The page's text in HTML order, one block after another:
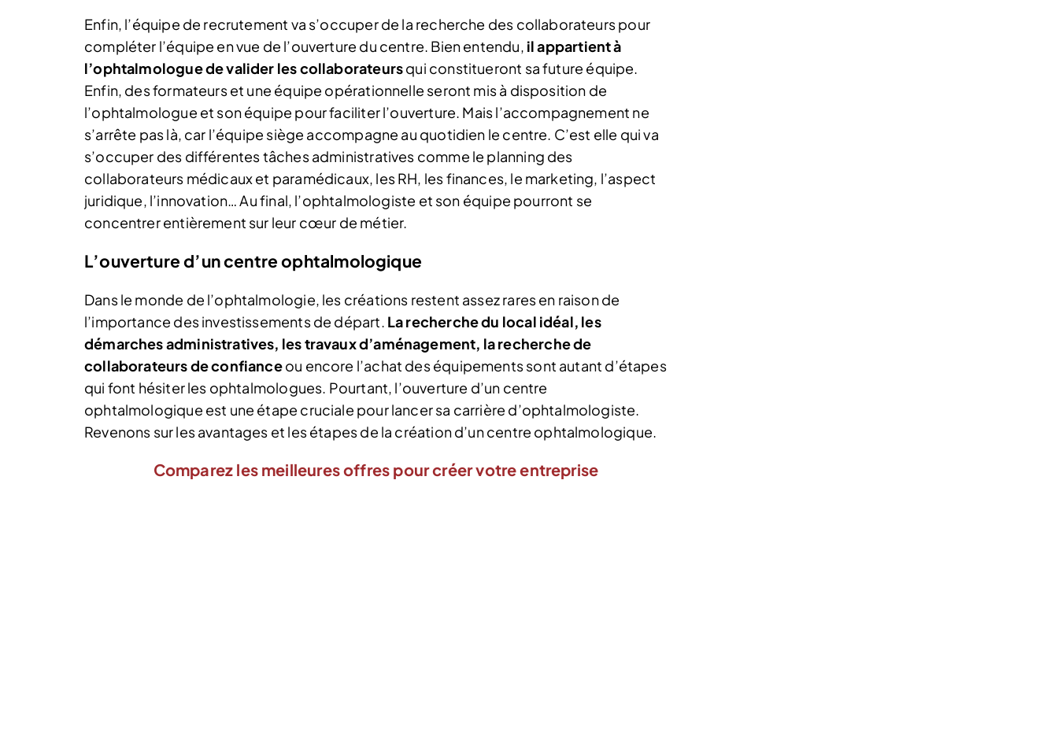
Enfin, l’équipe de recrutement va s’occuper de la recherche des collaborateurs pour
compléter l’équipe en vue de l’ouverture du centre. Bien entendu, il appartient à
l’ophtalmologue de valider les collaborateursqui constitueront sa future équipe.
Enfin, des formateurs et une équipe opérationnelle seront mis à disposition de
l’ophtalmologue et son équipe pour faciliter l’ouverture. Mais l’accompagnement ne
s’arrête pas là, car l’équipe siège accompagne au quotidien le centre. C’est elle qui va
s’occuper des différentes tâches administratives comme le planning des
collaborateurs médicaux et paramédicaux, les RH, les finances, le marketing, l’aspect
juridique, l’innovation… Au final, l’ophtalmologiste et son équipe pourront se
concentrer entièrement sur leur cœur de métier.
L’ouverture d’un centre ophtalmologique
Dans le monde de l’ophtalmologie, les créations restent assez rares en raison de
l’importance des investissements de départ. La recherche du local idéal, les
démarches administratives, les travaux d’aménagement, la recherche de
collaborateurs de confianceou encore l’achat des équipements sont autant d’étapes
qui font hésiter les ophtalmologues. Pourtant, l’ouverture d’un centre
ophtalmologique est une étape cruciale pour lancer sa carrière d’ophtalmologiste.
Revenons sur les avantages et les étapes de la création d’un centre ophtalmologique.
Comparez les meilleures offres pour créer votre entreprise